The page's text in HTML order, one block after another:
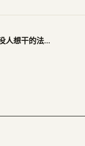
Sandstone 融了 3000 万美元，做没人想干的法务活